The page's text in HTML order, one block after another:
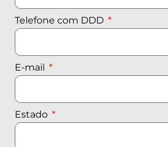
Telefone com DDD
E-mail
Estado